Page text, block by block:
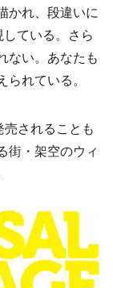
かれ、段違いに
ている。さら
ない。あなたも
れている。
されることも
街・架空のウィ